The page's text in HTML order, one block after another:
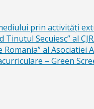
prin activităţi
Secuiesc” al
al Asociatiei
– Green